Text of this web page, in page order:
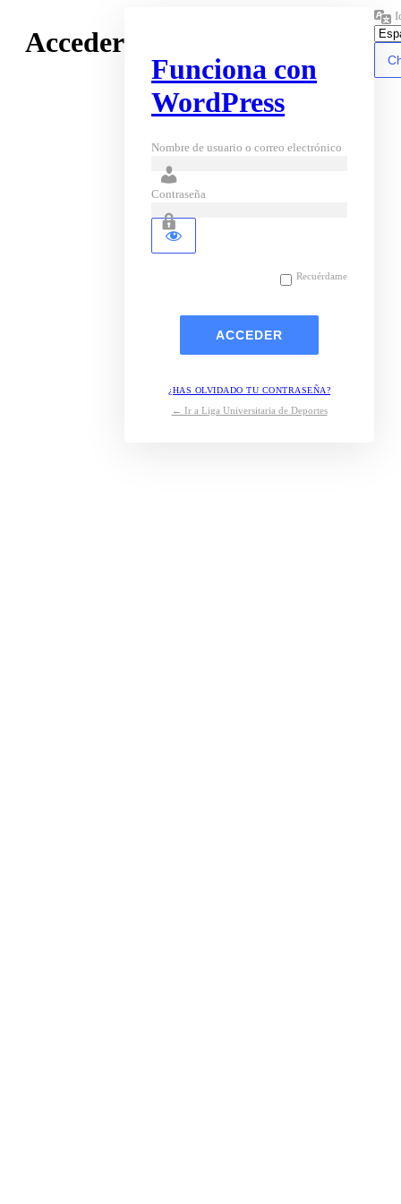
Acceder
Funciona con
WordPress
Nombre de usuario o correo electrónico
Contraseña
Recuérdame
¿HAS OLVIDADO TU CONTRASEÑA?
← Ir a Liga Universitaria de Deportes